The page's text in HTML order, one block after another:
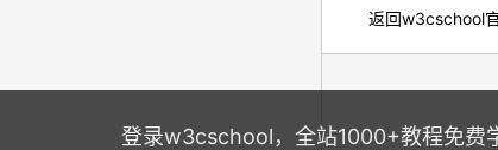
返回w3cschool
登录w3cschool，全站1000+教程免费